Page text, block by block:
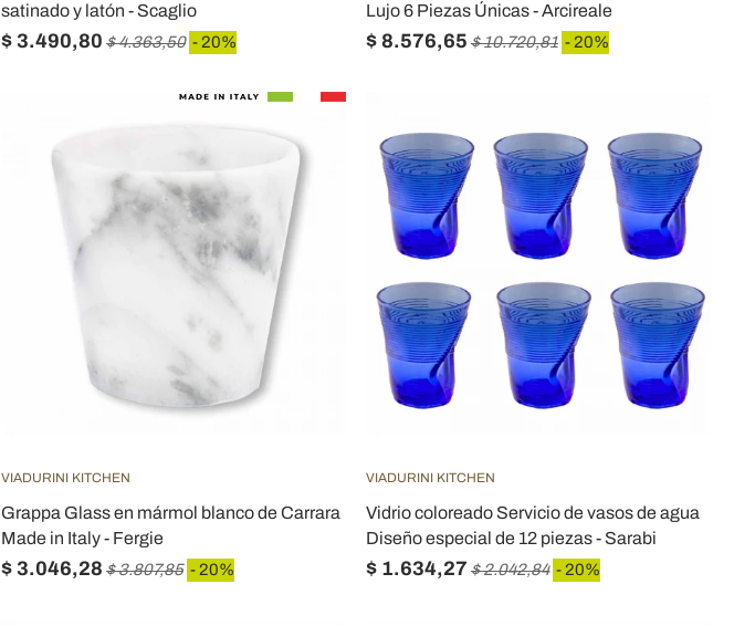
satinado y latón - Scaglio
$ 3.490,80 $ 4.363,50 - 20%
Lujo 6 Piezas Únicas - Arcireale
$ 8.576,65 $ 10.720,81 - 20%
VIADURINI KITCHEN
Grappa Glass en mármol blanco de Carrara
Made in Italy - Fergie
$ 3.046,28 $ 3.807,85 - 20%
VIADURINI KITCHEN
Vidrio coloreado Servicio de vasos de agua
Diseño especial de 12 piezas - Sarabi
$ 1.634,27 $ 2.042,84 - 20%